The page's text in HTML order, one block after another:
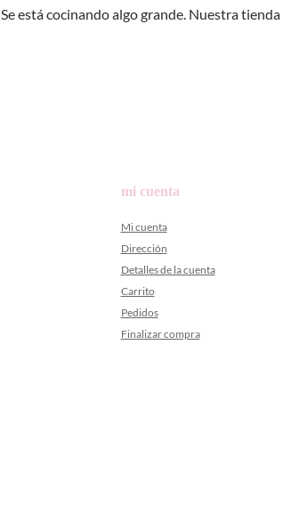
Se está cocinando algo grande. Nuestra
mi cuenta
Mi cuenta
Dirección
Detalles de la cuenta
Carrito
Pedidos
Finalizar compra